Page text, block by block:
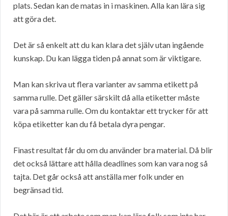
plats. Sedan kan de matas in i maskinen. Alla kan lära sig
att göra det.
Det är så enkelt att du kan klara det själv utan ingående
kunskap. Du kan lägga tiden på annat som är viktigare.
Man kan skriva ut flera varianter av samma etikett på
samma rulle. Det gäller särskilt då alla etiketter måste
vara på samma rulle. Om du kontaktar ett trycker för att
köpa etiketter kan du få betala dyra pengar.
Finast resultat får du om du använder bra material. Då blir
det också lättare att hålla deadlines som kan vara nog så
tajta. Det går också att anställa mer folk under en
begränsad tid.